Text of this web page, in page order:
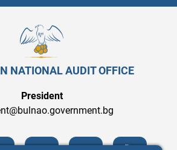
NATIONAL AUDIT OFFICE
President